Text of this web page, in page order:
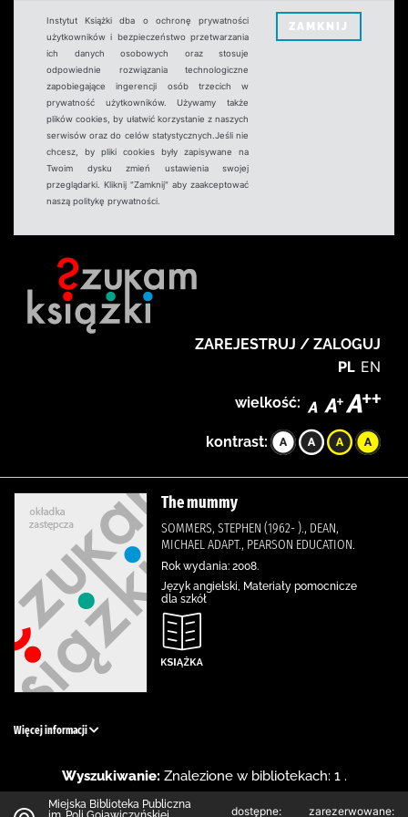
Instytut Książki dba o ochronę prywatności
użytkowników i bezpieczeństwo przetwarzania
ich danych osobowych oraz stosuje
odpowiednie rozwiązania technologiczne
zapobiegające ingerencji osób trzecich w
prywatność użytkowników. Używamy także
plików cookies, by ułatwić korzystanie z naszych
serwisów oraz do celów statystycznych.Jeśli nie
chcesz, by pliki cookies były zapisywane na
Twoim dysku zmień ustawienia swojej
przeglądarki. Kliknij "Zamknij" aby zaakceptować
naszą politykę prywatności.
ZAMKNIJ
ZAREJESTRUJ / ZALOGUJ
PL EN
wielkość:
kontrast:
The mummy
SOMMERS, STEPHEN (1962- )., DEAN,
MICHAEL ADAPT., PEARSON EDUCATION.
Rok wydania: 2008.
Język angielski, Materiały pomocnicze
dla szkół
Więcej informacji
Wyszukiwanie: Znalezione w bibliotekach: 1 .
Miejska Biblioteka Publiczna
dostępne: zarezerwowane: